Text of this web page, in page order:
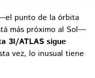
punto de la órbita
más próximo al Sol—
3I/ATLAS sigue
vez, lo inusual tiene